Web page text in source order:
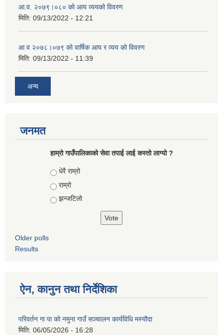
आ.व. २०७९।०८० को आय व्ययको विवरण
मिति: 09/13/2022 - 12:21
आ‍ व २०७८।०७९ को वार्षिक आय र व्यय को विवरण
मिति: 09/13/2022 - 11:39
अन्य
जनमत
हाम्रो गाउँपालिकाको सेवा तपाई लाई कस्तो लाग्यो ?
Choices
धेरै राम्रो
राम्रो
झन्जटिलो
Older polls
Results
ऐन, कानुन तथा निर्देशिका
परिवर्तन गा पा को नमुना गाउँ सञ्चालन कार्यविधि मस्यौदा
मिति: 06/05/2026 - 16:28